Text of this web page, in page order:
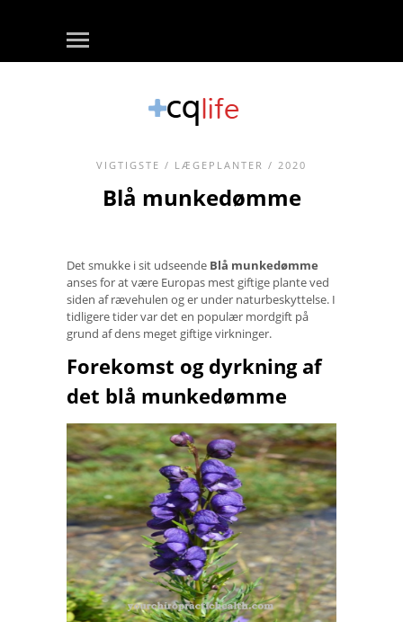
VIGTIGSTE / LÆGEPLANTER / 2020
Blå munkedømme
Det smukke i sit udseende Blå munkedømme
anses for at være Europas mest giftige plante ved
siden af ​​rævehulen og er under naturbeskyttelse. I
tidligere tider var det en populær mordgift på
grund af dens meget giftige virkninger.
Forekomst og dyrkning af
det blå munkedømme